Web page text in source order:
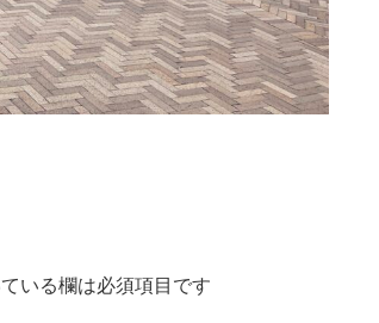
いる欄は必須項目です